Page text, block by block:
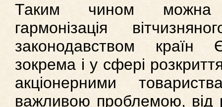
Таким чином можна
гармонізація
законодавством країн
зокрема і у сфері
акціонерними
важливою проблемою, від